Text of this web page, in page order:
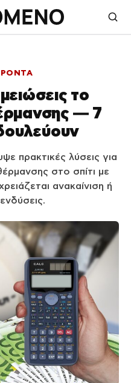
το
— 7
πρακτικές λύσεις για
στο σπίτι με
ανακαίνιση ή